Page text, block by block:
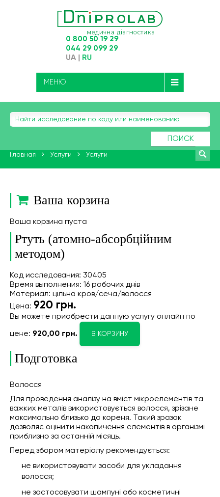
0 800 50 19 29
044 29 099 29
UA RU
МЕНЮ
ПОИСК
Главная Услуги Услуги
Ваша корзина
Ваша корзина пуста
Ртуть (атомно-абсорбційним
методом)
Код исследования: 30405
Время выполнения: 16 робочих днів
Материал: цільна кров/сеча/волосся
Цена: 920 грн.
Вы можете приобрести данную услугу онлайн по
цене: 920,00 грн. В КОРЗИНУ
Подготовка
Волосся
Для проведення аналізу на вміст мікроелементів та
важких металів використовується волосся, зрізане
максимально близько до кореня. Такий зразок
дозволяє оцінити накопичення елементів в організмі
приблизно за останній місяць.
Перед збором матеріалу рекомендується:
не використовувати засоби для укладання
волосся;
не застосовувати шампуні або косметичні